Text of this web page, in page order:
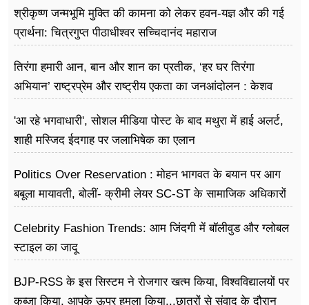
श्रीकृष्ण जन्मभूमि मुक्ति की कामना को लेकर हवन-यज्ञ और की गई
प्रार्थना: चित्रगुप्त पीठाधीश्वर सच्चिदानंद महाराज
तिरंगा हमारी आन, बान और शान का प्रतीक, ‘हर घर तिरंगा
अभियान’ राष्ट्रप्रेम और राष्ट्रीय एकता का जनआंदोलन : केशव
'आ रहे भगवाधारी', सोशल मीडिया पोस्ट के बाद मथुरा में हाई अलर्ट,
शाही मस्जिद ईदगाह पर जलाभिषेक का एलान
Politics Over Reservation : मोहन भागवत के बयान पर आग
बबूला मायावती, बोलीं- क्रीमी लेयर SC-ST के सामाजिक अधिकारों
Celebrity Fashion Trends: आम जिंदगी में बॉलीवुड और ग्लोबल
स्टाइल का जादू
BJP-RSS के इस सिस्टम ने रोजगार खत्म किया, विश्वविद्यालयों पर
कब्जा किया, आपके ऊपर हमला किया...छात्रों से संवाद के दौरान